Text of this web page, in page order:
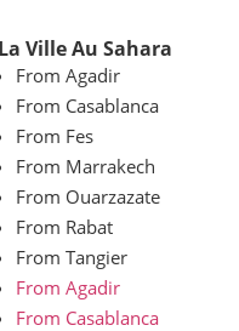
Ville Au Sahara
From Agadir
From Casablanca
From Fes
From Marrakech
From Ouarzazate
From Rabat
From Tangier
From Agadir
From Casablanca